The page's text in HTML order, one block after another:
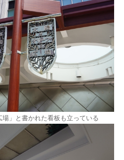
」と書かれた看板も立っている